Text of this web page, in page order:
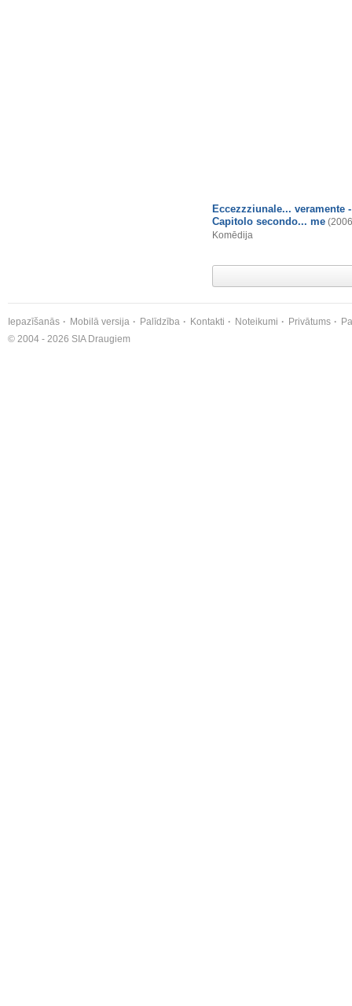
Eccezzziunale... veramente -
Capitolo secondo... me
Komēdija
Iepazīšanās Mobilā versija Palīdzība Kontakti Noteikumi Privātums
© 2004 - 2026 SIA Draugiem